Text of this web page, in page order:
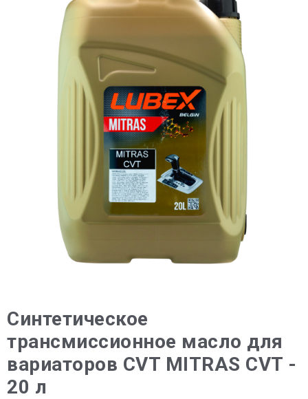
Синтетическое
трансмиссионное масло для
вариаторов CVT MITRAS CVT -
20 л